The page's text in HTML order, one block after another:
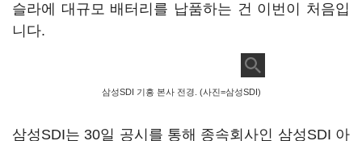
슬라에 대규모 배터리를 납품하는 건 이번이 처음입
니다.
삼성SDI 기흥 본사 전경. (사진=삼성SDI)
삼성SDI는 30일 공시를 통해 종속회사인 삼성SDI 아